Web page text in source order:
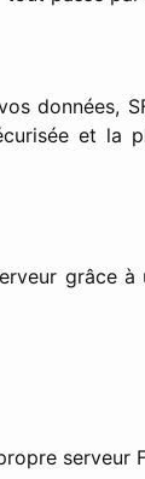
données,
et la
grâce à
serveur